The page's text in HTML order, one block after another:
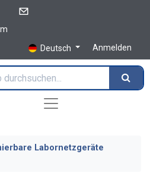
Deutsch
Anmelden
Labornetzgeräte